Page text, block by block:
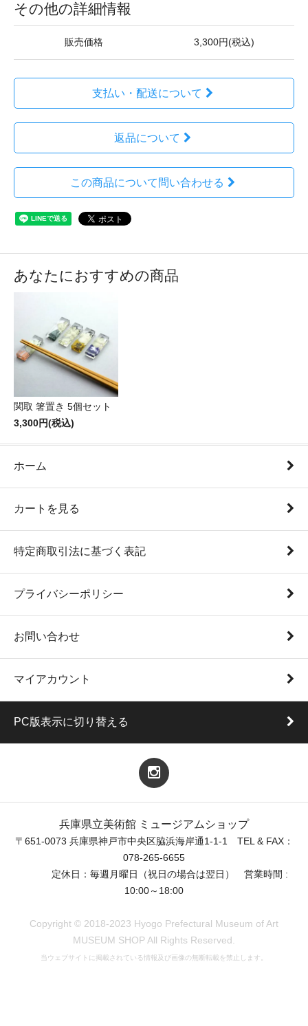
その他の詳細情報
販売価格 3,300円(税込)
支払い・配送について
返品について
この商品について問い合わせる
あなたにおすすめの商品
関取 箸置き 5個セット
3,300円(税込)
ホーム
カートを見る
特定商取引法に基づく表記
プライバシーポリシー
お問い合わせ
マイアカウント
PC版表示に切り替える
兵庫県立美術館 ミュージアムショップ
〒651-0073 兵庫県神戸市中央区脇浜海岸通1-1-1 TEL & FAX：
078-265-6655
定休日：毎週月曜日（祝日の場合は翌日） 営業時間 :
10:00～18:00
Copyright © 2018-2023 Hyogo Prefectural Museum of Art
MUSEUM SHOP All Rights Reserved.
当ウェブサイトに掲載されている情報及び画像の無断転載を禁止します。